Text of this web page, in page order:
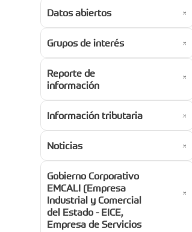
Datos abiertos
Grupos de interés
Reporte de
información
Información tributaria
Noticias
Gobierno Corporativo
EMCALI (Empresa
Industrial y Comercial
del Estado - EICE,
Empresa de Servicios